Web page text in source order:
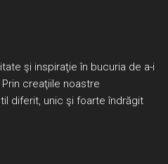
şi inspiraţie în bucuria de a-i
creaţiile noastre
diferit, unic şi foarte îndrăgit